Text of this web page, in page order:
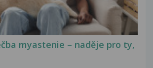
myastenie – naděje pro ty,